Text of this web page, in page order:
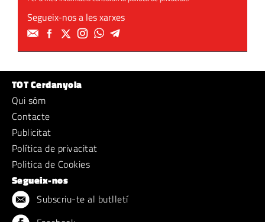
Segueix-nos a les xarxes
TOT Cerdanyola
Qui sóm
Contacte
Publicitat
Política de privacitat
Politica de Cookies
Segueix-nos
Subscriu-te al butlletí